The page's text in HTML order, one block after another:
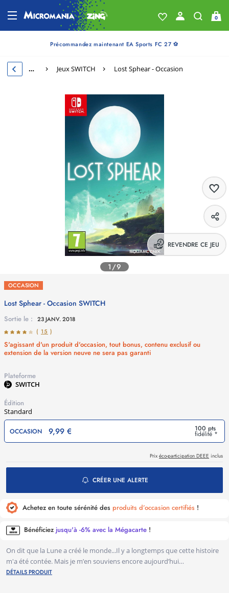
0
Précommandez maintenant EA Sports FC 27 ⚽
… Jeux SWITCH Lost Sphear - Occasion
1/9
REVENDRE CE JEU
OCCASION
Lost Sphear - Occasion SWITCH
Sortie le :
23 JANV. 2018
( 15 )
S'agissant d'un produit d'occasion, tout bonus, contenu exclusif ou
extension de la version neuve ne sera pas garanti
Plateforme
SWITCH
Édition
Standard
OCCASION 9,99 € 100 pts
fidélité *
Prix éco-participation DEEE inclus
CRÉER UNE ALERTE
Achetez en toute sérénité des produits d’occasion certifiés !
Bénéficiez jusqu'à -6% avec la Mégacarte !
On dit que la Lune a créé le monde...Il y a longtemps que cette histoire
m'a été contée. Mais je m’en souviens encore aujourd’hui…
DÉTAILS PRODUIT